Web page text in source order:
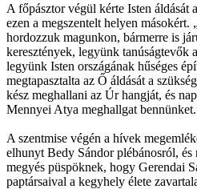
A főpásztor végül kérte Isten áldását
ezen a megszentelt helyen másokért.
hordozzuk magunkon, bármerre is
keresztények, legyünk tanúságtevők
legyünk Isten országának hűséges
megtapasztalta az Ő áldását a
kész meghallani az Úr hangját, és
Mennyei Atya meghallgat
A szentmise végén a hívek
elhunyt Bedy Sándor plébánosról,
megyés püspöknek, hogy Gerendai
paptársaival a kegyhely élete